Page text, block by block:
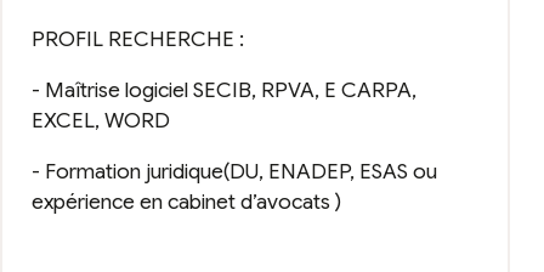
PROFIL RECHERCHE :
- Maîtrise logiciel SECIB, RPVA, E CARPA,
EXCEL, WORD
- Formation juridique(DU, ENADEP, ESAS ou
expérience en cabinet d’avocats )